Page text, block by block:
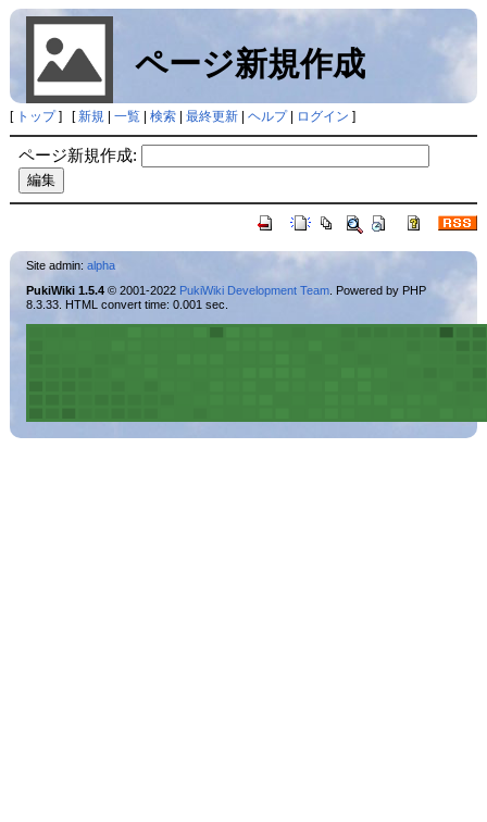
ページ新規作成
[ トップ] [新規| 一覧| 検索| 最終更新| ヘルプ| ログイン ]
ページ新規作成:
Site admin: alpha
PukiWiki 1.5.4© 2001-2022 PukiWiki Development Team. Powered by PHP
8.3.33. HTML convert time: 0.001 sec.